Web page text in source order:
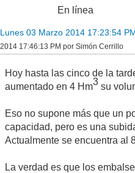
En línea
Lunes 03 Marzo 2014 17:23:54
2014 17:46:13 PM por Simón Cerrillo
Hoy hasta las cinco de la
aumentado en 4 Hm3 su
Eso no supone más que un
capacidad, pero es una
Actualmente se encuentra al
La verdad es que los